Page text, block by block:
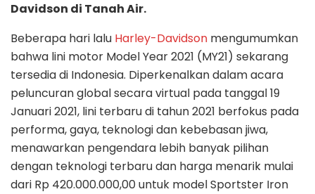
Davidson di Tanah Air.
Beberapa hari lalu Harley-Davidson mengumumkan
bahwa lini motor Model Year 2021 (MY21) sekarang
tersedia di Indonesia. Diperkenalkan dalam acara
peluncuran global secara virtual pada tanggal 19
Januari 2021, lini terbaru di tahun 2021 berfokus pada
performa, gaya, teknologi dan kebebasan jiwa,
menawarkan pengendara lebih banyak pilihan
dengan teknologi terbaru dan harga menarik mulai
dari Rp 420.000.000,00 untuk model Sportster Iron